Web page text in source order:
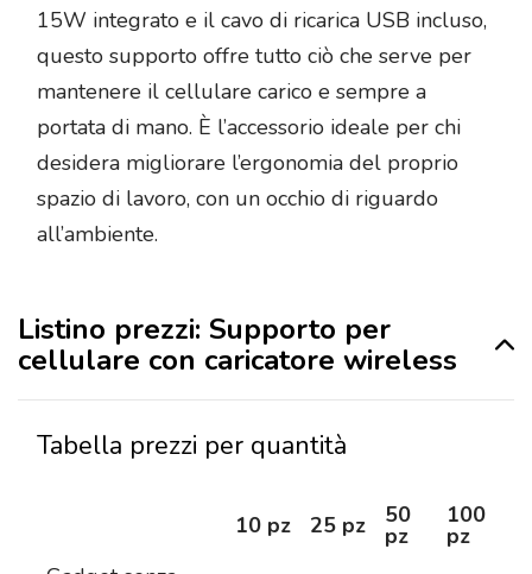
15W integrato e il cavo di ricarica USB incluso,
questo supporto offre tutto ciò che serve per
mantenere il cellulare carico e sempre a
portata di mano. È l’accessorio ideale per chi
desidera migliorare l’ergonomia del proprio
spazio di lavoro, con un occhio di riguardo
all’ambiente.
Listino prezzi: Supporto per
cellulare con caricatore wireless
Tabella prezzi per quantità
10 pz 25 pz 50
pz
100
pz